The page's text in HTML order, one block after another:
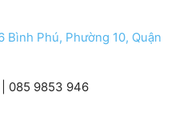
Bình Phú, Phường 10, Quận
085 9853 946